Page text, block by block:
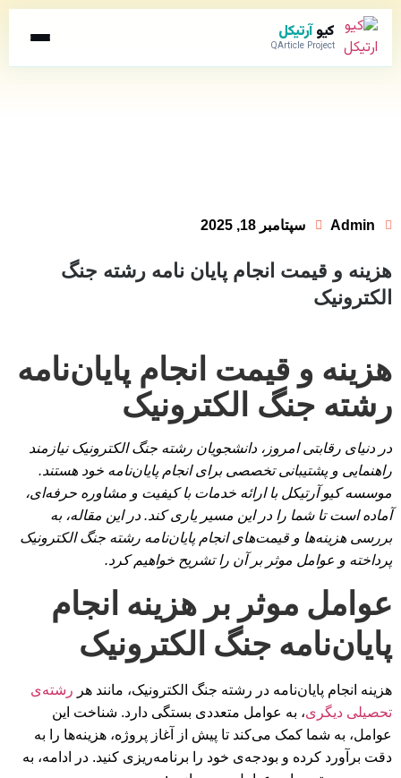
کیوآرتیکل
QArticle Project
Admin سپتامبر 18, 2025
هزینه و قیمت انجام پایان نامه رشته جنگ
الکترونیک
هزینه و قیمت انجام پایان‌نامه
رشته جنگ الکترونیک
در دنیای رقابتی امروز، دانشجویان رشته جنگ الکترونیک نیازمند
راهنمایی و پشتیبانی تخصصی برای انجام پایان‌نامه خود هستند.
موسسه کیو آرتیکل با ارائه خدمات با کیفیت و مشاوره حرفه‌ای،
آماده است تا شما را در این مسیر یاری کند. در این مقاله، به
بررسی هزینه‌ها و قیمت‌های انجام پایان‌نامه رشته جنگ الکترونیک
پرداخته و عوامل موثر بر آن را تشریح خواهیم کرد.
عوامل موثر بر هزینه انجام
پایان‌نامه جنگ الکترونیک
هزینه انجام پایان‌نامه در رشته جنگ الکترونیک، مانند هر رشته‌ی
تحصیلی دیگری، به عوامل متعددی بستگی دارد. شناخت این
عوامل، به شما کمک می‌کند تا پیش از آغاز پروژه، هزینه‌ها را به
دقت برآورد کرده و بودجه‌ی خود را برنامه‌ریزی کنید. در ادامه، به